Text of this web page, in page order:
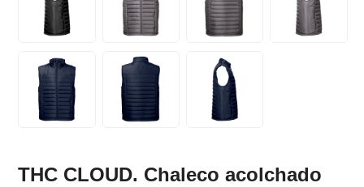
THC CLOUD. Chaleco acolchado